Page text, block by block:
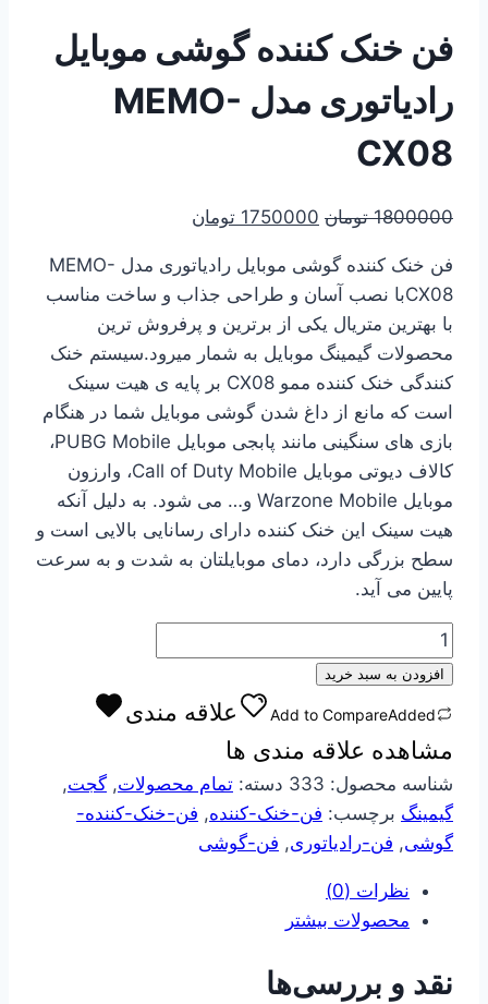
فن خنک کننده گوشی موبایل
رادیاتوری مدل MEMO-
CX08
1800000 تومان قیمت
1800000 تومان
بود.
1750000 تومان
1750000 تومان
است.
فن خنک کننده گوشی موبایل رادیاتوری مدل MEMO-
CX08با نصب آسان و طراحی جذاب و ساخت مناسب
با بهترین متریال یکی از برترین و پرفروش ترین
محصولات گیمینگ موبایل به شمار میرود.سیستم خنک
کنندگی خنک کننده ممو CX08 بر پایه ی هیت سینک
است که مانع از داغ شدن گوشی موبایل شما در هنگام
بازی های سنگینی مانند پابجی موبایل PUBG Mobile،
کالاف دیوتی موبایل Call of Duty Mobile، وارزون
موبایل Warzone Mobile و… می شود. به دلیل آنکه
هیت سینک این خنک کننده دارای رسانایی بالایی است و
سطح بزرگی دارد، دمای موبایلتان به شدت و به سرعت
پایین می آید.
فن
خنک
گوشی
موبایل
رادیاتوری
مدل
MEMO-
عدد
افزودن به سبد خرید
Add to CompareAdded
علاقه مندی
مشاهده علاقه مندی ها
شناسه محصول: 333 دسته: تمام محصولات, گجت,
گیمینگ برچسب: فن-خنک-کننده, فن-خنک-کننده-
گوشی, فن-رادیاتوری, فن-گوشی
نظرات (0)
محصولات بیشتر
نقد و بررسی‌ها